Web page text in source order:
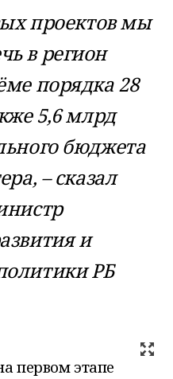
проектов мы
в регион
порядка 28
5,6 млрд
бюджета
– сказал
и
РБ
первом этапе